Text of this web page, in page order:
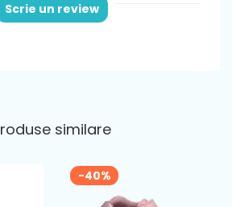
Scrie un review
similare
-40%